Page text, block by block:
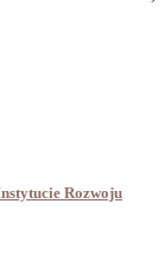
Rozwoju